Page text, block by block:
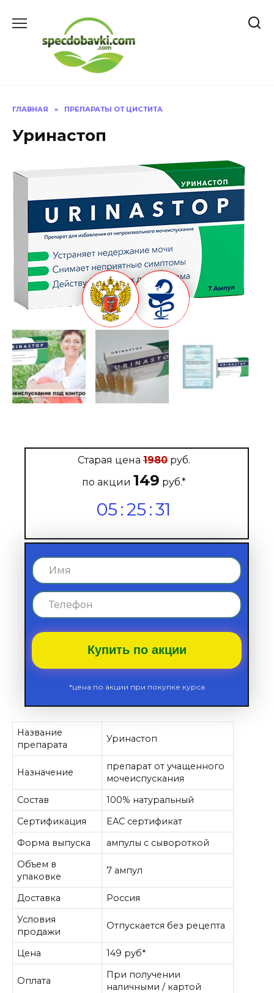
содержанию
ГЛАВНАЯ » ПРЕПАРАТЫ ОТ ЦИСТИТА
Уринастоп
Старая цена1980руб.
по акции 149 руб.*
05 : 25 : 29
Купить по акции
*цена по акции при покупке курса
Название
препарата
Уринастоп
Назначение
препарат от учащенного
мочеиспускания
Состав
100% натуральный
Сертификация
EAC сертификат
Форма выпуска
ампулы с сывороткой
Объем в
упаковке
7 ампул
Доставка
Россия
Условия
продажи
Отпускается без рецепта
Цена 149 руб*
Оплата
При получении
наличными / картой